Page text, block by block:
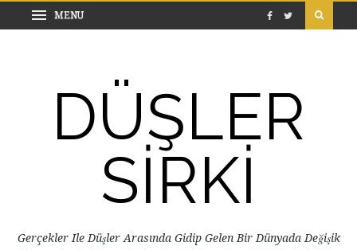
DÜŞLER
SİRKİ
Gerçekler Ile Düşler Arasında Gidip Gelen Bir Dünyada Değişik